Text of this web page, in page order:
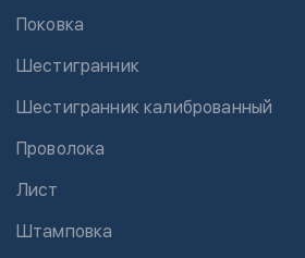
Поковка
Шестигранник
Шестигранник калиброванный
Проволока
Лист
Штамповка